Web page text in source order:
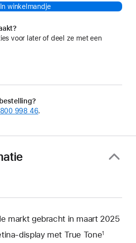
In winkelmandje
voor later of deel ze met een
998 46.
markt gebracht in maart 2025
met True Tone1